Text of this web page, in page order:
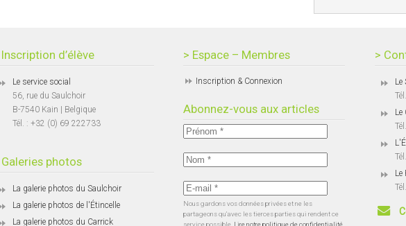
Inscription d’élève
Le service social
56, rue du Saulchoir
B-7540 Kain | Belgique
Tél. : +32 (0) 69 222733
Galeries photos
La galerie photos du Saulchoir
La galerie photos de l'Étincelle
La galerie photos du Carrick
> Espace – Membres
Inscription & Connexion
Abonnez-vous aux articles
Nous gardons vos données privées et ne les
partageons qu’avec les tierces parties qui rendent ce
service possible. Lire notre politique de confidentialité.
>
Le
Le
Le